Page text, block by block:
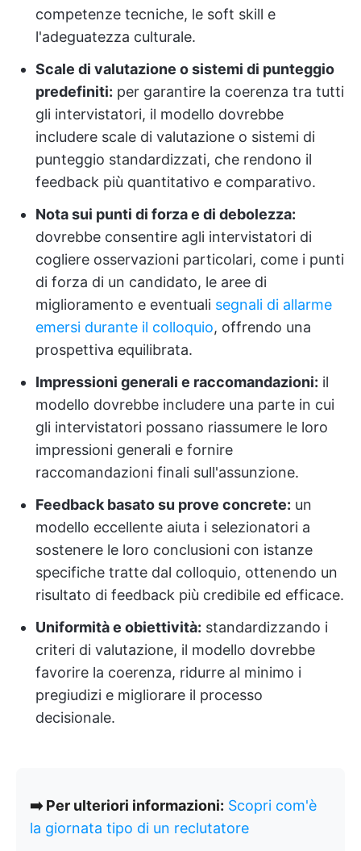
competenze tecniche, le soft skill e
l'adeguatezza culturale.
Scale di valutazione o sistemi di punteggio
predefiniti: per garantire la coerenza tra tutti
gli intervistatori, il modello dovrebbe
includere scale di valutazione o sistemi di
punteggio standardizzati, che rendono il
feedback più quantitativo e comparativo.
Nota sui punti di forza e di debolezza:
dovrebbe consentire agli intervistatori di
cogliere osservazioni particolari, come i punti
di forza di un candidato, le aree di
miglioramento e eventuali segnali di allarme
emersi durante il colloquio, offrendo una
prospettiva equilibrata.
Impressioni generali e raccomandazioni: il
modello dovrebbe includere una parte in cui
gli intervistatori possano riassumere le loro
impressioni generali e fornire
raccomandazioni finali sull'assunzione.
Feedback basato su prove concrete: un
modello eccellente aiuta i selezionatori a
sostenere le loro conclusioni con istanze
specifiche tratte dal colloquio, ottenendo un
risultato di feedback più credibile ed efficace.
Uniformità e obiettività: standardizzando i
criteri di valutazione, il modello dovrebbe
favorire la coerenza, ridurre al minimo i
pregiudizi e migliorare il processo
decisionale.
➡️ Per ulteriori informazioni: Scopri com'è
la giornata tipo di un reclutatore